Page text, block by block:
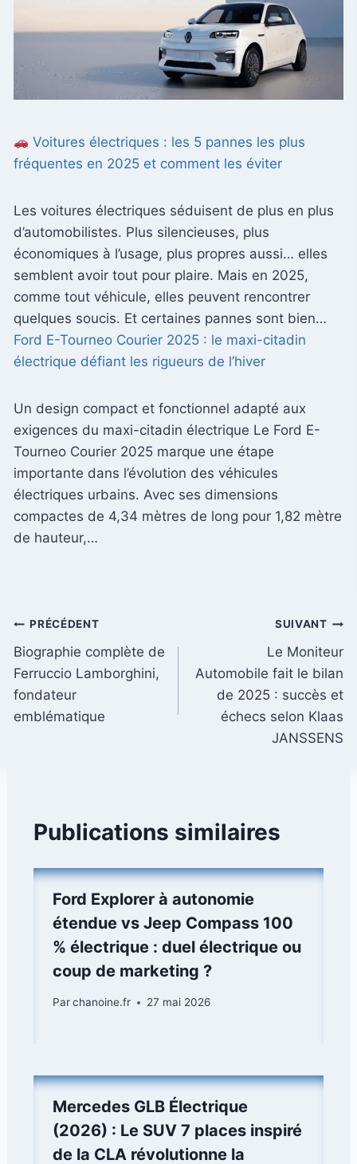
Voitures électriques : les 5 pannes les plus
fréquentes en 2025 et comment les éviter
Les voitures électriques séduisent de plus en plus
d’automobilistes. Plus silencieuses, plus
économiques à l’usage, plus propres aussi… elles
semblent avoir tout pour plaire. Mais en 2025,
comme tout véhicule, elles peuvent rencontrer
quelques soucis. Et certaines pannes sont bien…
Ford E-Tourneo Courier 2025 : le maxi-citadin
électrique défiant les rigueurs de l’hiver
Un design compact et fonctionnel adapté aux
exigences du maxi-citadin électrique Le Ford E-
Tourneo Courier 2025 marque une étape
importante dans l’évolution des véhicules
électriques urbains. Avec ses dimensions
compactes de 4,34 mètres de long pour 1,82 mètre
de hauteur,…
Navigation
de
l’article
PRÉCÉDENT
Biographie complète de
Ferruccio Lamborghini,
fondateur
emblématique
SUIVANT
Le Moniteur
Automobile fait le bilan
de 2025 : succès et
échecs selon Klaas
JANSSENS
Publications similaires
Ford Explorer à autonomie
étendue vs Jeep Compass 100
% électrique : duel électrique ou
coup de marketing ?
Parchanoine.fr 27 mai 2026
Mercedes GLB Électrique
(2026) : Le SUV 7 places inspiré
de la CLA révolutionne la